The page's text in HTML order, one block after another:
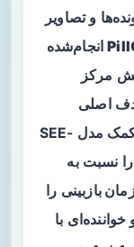
و تصاویر
انجام‌شده
تا ۲۰۲۲ در شش مرکز
اصلی
بررسی این بود که آیا خواندن تصاویر با کمک مدل SEE-
را نسبت به
بازبینی را
با